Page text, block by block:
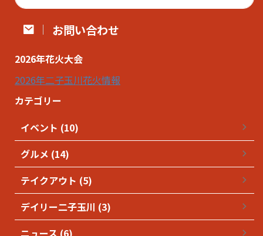
お問い合わせ
2026年花火大会
2026年二子玉川花火情報
カテゴリー
イベント (10)
グルメ (14)
テイクアウト (5)
デイリー二子玉川 (3)
ニュース (6)